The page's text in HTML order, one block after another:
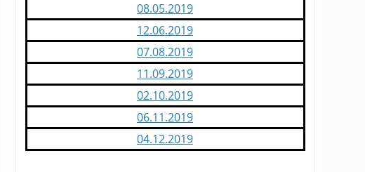
08.05.2019
12.06.2019
07.08.2019
11.09.2019
02.10.2019
06.11.2019
04.12.2019